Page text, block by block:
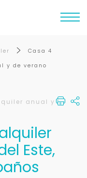
Casa 4
y de verano
anual y
Este,